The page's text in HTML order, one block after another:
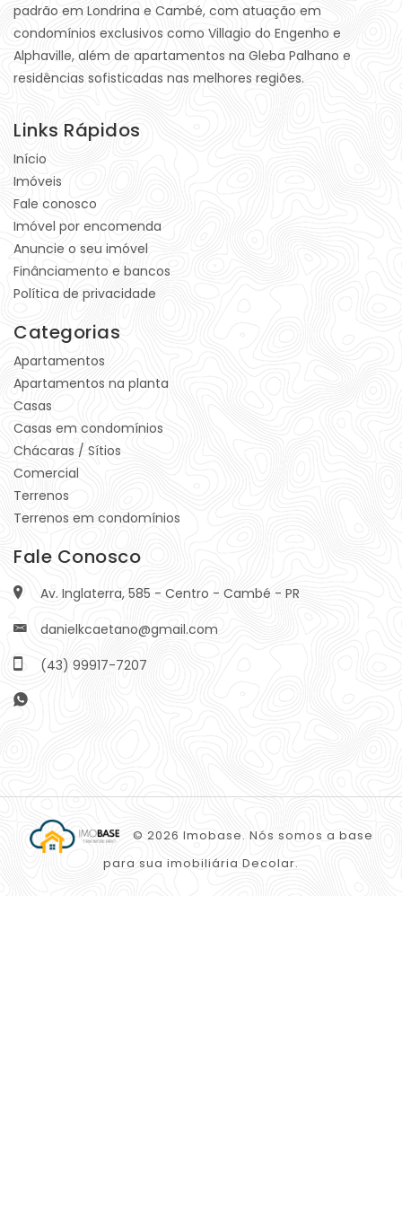
padrão em Londrina e Cambé, com atuação em
condomínios exclusivos como Villagio do Engenho e
Alphaville, além de apartamentos na Gleba Palhano e
residências sofisticadas nas melhores regiões.
Links Rápidos
Início
Imóveis
Fale conosco
Imóvel por encomenda
Anuncie o seu imóvel
Finânciamento e bancos
Política de privacidade
Categorias
Apartamentos
Apartamentos na planta
Casas
Casas em condomínios
Chácaras / Sítios
Comercial
Terrenos
Terrenos em condomínios
Fale Conosco
Av. Inglaterra, 585 - Centro - Cambé - PR
danielkcaetano@gmail.com
(43) 99917-7207
© 2026 Imobase. Nós somos a base
para sua imobiliária Decolar.